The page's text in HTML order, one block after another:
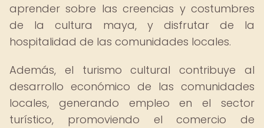
aprender sobre las creencias y costumbres
de la cultura maya, y disfrutar de la
hospitalidad de las comunidades locales.
Además, el turismo cultural contribuye al
desarrollo económico de las comunidades
locales, generando empleo en el sector
turístico, promoviendo el comercio de